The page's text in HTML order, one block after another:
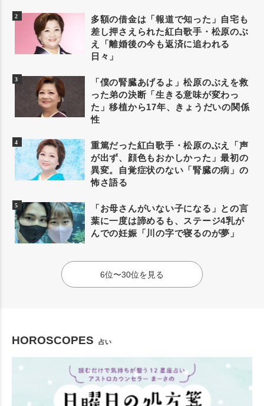
多額の借金は「報道で知った」自宅も
差し押さえられた紅白歌手・松原のぶ
え「離婚後の今も返済に追われる
日々」
「僕の腎臓あげるよ」松原のぶえを救
った弟の決断「生きる意味が変わっ
た」移植から17年、きょうだいの関係
性
重篤だった紅白歌手・松原のぶえ「声
が出ず、顔色もおかしかった」最初の
異変。自覚症状のない「腎臓の病」の
怖さ語る
「お母さんがいない子になる」との言
葉に一度は諦めるも、ステージ4乳が
んでの妊娠「川の字で寝るのが夢」
6位〜30位を見る
HOROSCOPES 占い